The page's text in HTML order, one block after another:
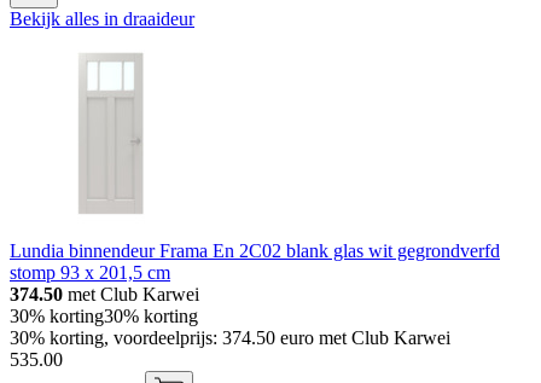
Bekijk alles in draaideur
Lundia binnendeur Frama En 2C02 blank glas wit gegrondverfd
stomp 93 x 201,5 cm
374.50 met Club Karwei
30% korting30% korting
30% korting, voordeelprijs: 374.50 euro met Club Karwei
535.00